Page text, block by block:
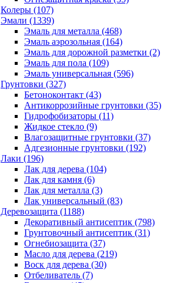
Колеры (107)
Эмали (1339)
Эмаль для металла (468)
Эмаль аэрозольная (164)
Эмаль для дорожной разметки (2)
Эмаль для пола (109)
Эмаль универсальная (596)
Грунтовки (327)
Бетоноконтакт (43)
Антикоррозийные грунтовки (35)
Гидрофобизаторы (11)
Жидкое стекло (9)
Влагозащитные грунтовки (37)
Адгезионные грунтовки (192)
Лаки (196)
Лак для дерева (104)
Лак для камня (6)
Лак для металла (3)
Лак универсальный (83)
Деревозащита (1188)
Декоративный антисептик (798)
Грунтовочный антисептик (31)
Огнебиозащита (37)
Масло для дерева (219)
Воск для дерева (30)
Отбеливатель (7)